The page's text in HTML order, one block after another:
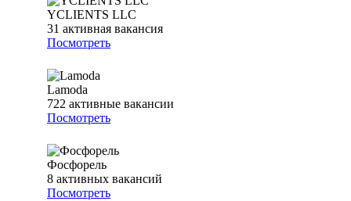
YCLIENTS LLC
31 активная вакансия
Посмотреть
Lamoda
722 активные вакансии
Посмотреть
Фосфорель
8 активных вакансий
Посмотреть